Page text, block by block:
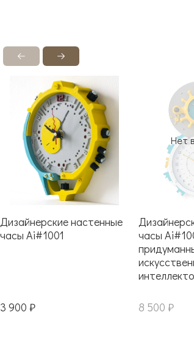
Дизайнерские настенные
часы Ai#1001
3 900 ₽
Нет
часы
8 500 ₽